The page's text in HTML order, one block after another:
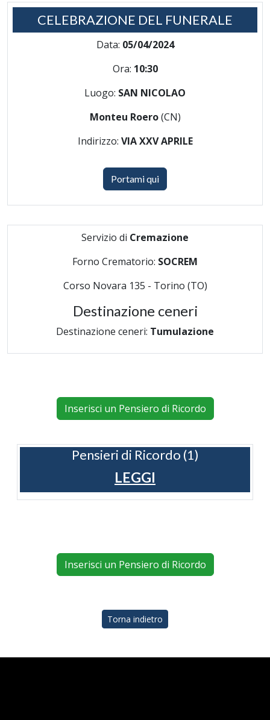
CELEBRAZIONE DEL FUNERALE
Data: 05/04/2024
Ora: 10:30
Luogo: SAN NICOLAO
Monteu Roero(CN)
Indirizzo: VIA XXV APRILE
Portami qui
Servizio di Cremazione
Forno Crematorio: SOCREM
Corso Novara 135 - Torino (TO)
Destinazione ceneri
Destinazione ceneri: Tumulazione
Inserisci un Pensiero di Ricordo
Pensieri di Ricordo (1)
LEGGI
Inserisci un Pensiero di Ricordo
Torna indietro